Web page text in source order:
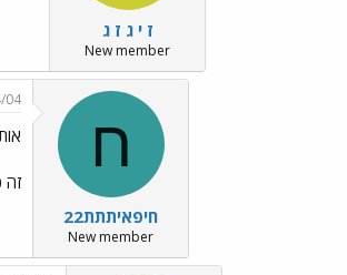
ז י ג ז ג
New member
ח
חיפאיתתת22
New member
04
זה